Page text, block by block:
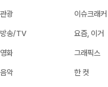
관광
방송/TV
영화
음악
이슈크래커
요즘, 이거
그래픽스
한 컷